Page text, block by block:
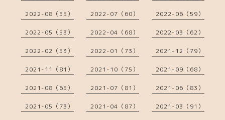
2022-08（55） 2022-07（60） 2022-06（59）
2022-05（53） 2022-04（68） 2022-03（62）
2022-02（53） 2022-01（73） 2021-12（79）
2021-11（81） 2021-10（75） 2021-09（68）
2021-08（65） 2021-07（81） 2021-06（83）
2021-05（73） 2021-04（87） 2021-03（91）